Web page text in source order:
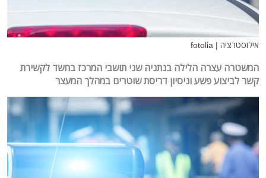
אילוסטרציה | fotolia
המשטרה עצרה הלילה בנתניה שני תושבי המרכז בחשד לקשירת
קשר לביצוע פשע וניסיון דריסת שוטרים במהלך המעצר